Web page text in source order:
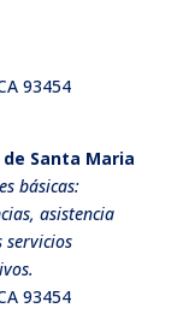
93454
Santa Maria
básicas:
asistencia
93454